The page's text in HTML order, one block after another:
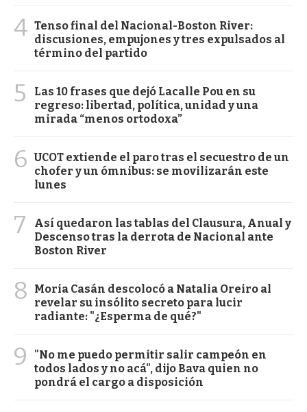
4 Tenso final del Nacional-Boston River:
discusiones, empujones y tres expulsados al
término del partido
5
Las 10 frases que dejó Lacalle Pou en su
regreso: libertad, política, unidad y una
mirada “menos ortodoxa”
6 UCOT extiende el paro tras el secuestro de un
chofer y un ómnibus: se movilizarán este
lunes
7
Así quedaron las tablas del Clausura, Anual y
Descenso tras la derrota de Nacional ante
Boston River
8
Moria Casán descolocó a Natalia Oreiro al
revelar su insólito secreto para lucir
radiante: "¿Esperma de qué?"
9
"No me puedo permitir salir campeón en
todos lados y no acá", dijo Bava quien no
pondrá el cargo a disposición